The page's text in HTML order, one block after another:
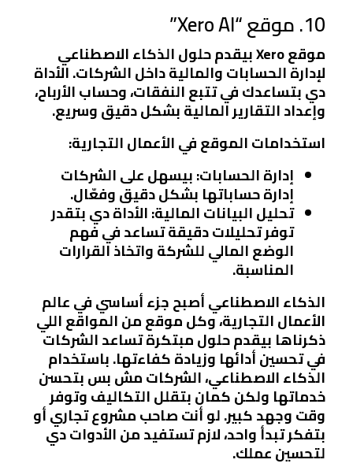
10. موقع “Xero AI”
موقع Xero بيقدم حلول الذكاء الاصطناعي
لإدارة الحسابات والمالية داخل الشركات. الأداة
دي بتساعدك في تتبع النفقات، وحساب الأرباح،
وإعداد التقارير المالية بشكل دقيق وسريع.
استخدامات الموقع في الأعمال التجارية:
إدارة الحسابات:بيسهل على الشركات
إدارة حساباتها بشكل دقيق وفعّال.
تحليل البيانات المالية:الأداة دي بتقدر
توفر تحليلات دقيقة تساعد في فهم
الوضع المالي للشركة واتخاذ القرارات
المناسبة.
الذكاء الاصطناعي أصبح جزء أساسي في عالم
الأعمال التجارية، وكل موقع من المواقع اللي
ذكرناها بيقدم حلول مبتكرة تساعد الشركات
في تحسين أدائها وزيادة كفاءتها. باستخدام
الذكاء الاصطناعي، الشركات مش بس بتحسن
خدماتها ولكن كمان بتقلل التكاليف وتوفر
وقت وجهد كبير. لو أنت صاحب مشروع تجاري أو
بتفكر تبدأ واحد، لازم تستفيد من الأدوات دي
لتحسين عملك.